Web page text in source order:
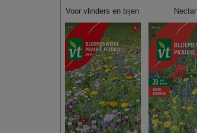
Voor vlinders en bijen Nectar